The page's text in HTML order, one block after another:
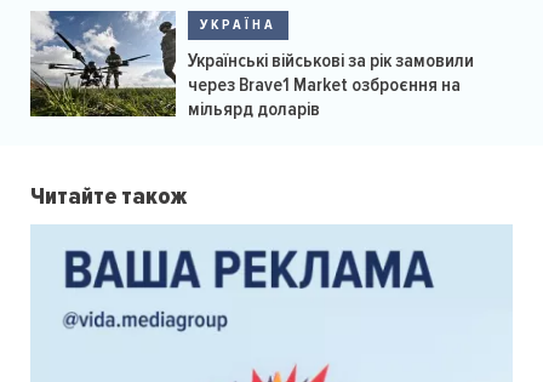
УКРАЇНА
Українські військові за рік замовили
через Brave1 Market озброєння на
мільярд доларів
Читайте також